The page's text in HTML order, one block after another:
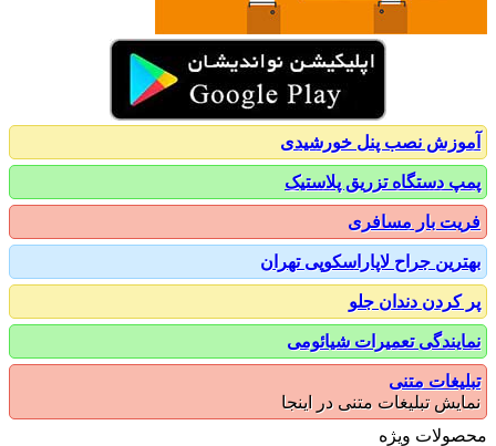
نصب پنل خورشیدی
دستگاه تزریق پلاستیک
بار مسافری
جراح لاپاراسکوپی تهران
دندان جلو
تعمیرات شیائومی
متنی
تبلیغات متنی در اینجا
ویژه